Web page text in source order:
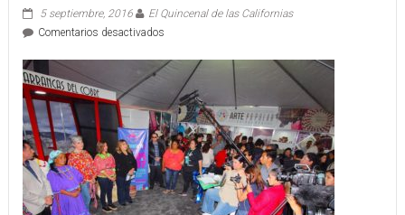
5 septiembre, 2016
El Quincenal de las Californias
Comentarios desactivadosen
ELECTRICISTA